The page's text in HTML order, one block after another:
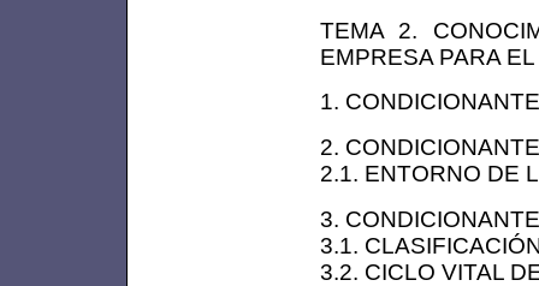
TEMA 2.
EMPRESA PARA
1.
2.
2.1. ENTORNO DE
3.
3.1.
3.2. CICLO VITAL